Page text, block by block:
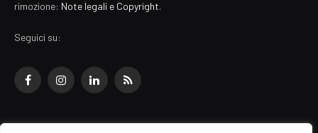
rimozione: Note legali e Copyright.
Seguici su:
FacebookInstagramLinkedInRSS